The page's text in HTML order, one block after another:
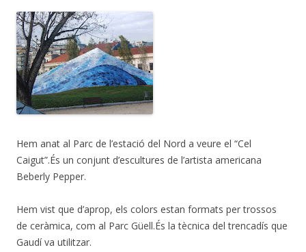
Hem anat al Parc de l’estació del Nord a veure el “Cel
Caigut”.És un conjunt d’escultures de l’artista americana
Beberly Pepper.
Hem vist que d’aprop, els colors estan formats per trossos
de ceràmica, com al Parc Güell.És la tècnica del trencadís que
Gaudí va utilitzar.